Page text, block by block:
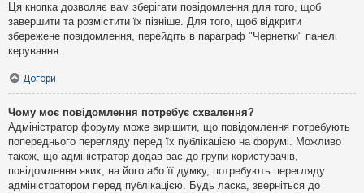
Ця кнопка дозволяє вам зберігати повідомлення для того, щоб
завершити та розмістити їх пізніше. Для того, щоб відкрити
збережене повідомлення, перейдіть в параграф "Чернетки" панелі
керування.
Догори
Чому моє повідомлення потребує схвалення?
Адміністратор форуму може вирішити, що повідомлення потребують
попереднього перегляду перед їх публікацією на форумі. Можливо
також, що адміністратор додав вас до групи користувачів,
повідомлення яких, на його або її думку, потребують перегляду
адміністратором перед публікацією. Будь ласка, зверніться до